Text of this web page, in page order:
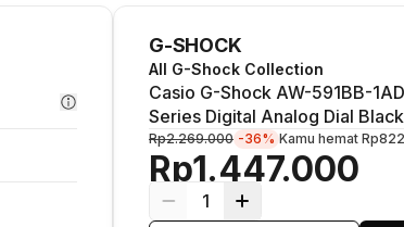
G-SHOCK
All G-Shock Collection
Casio G-Shock AW-591BB-
Series Digital Analog Dial
Rp1.447.000
Rp2.269.000 -36% Kamu hemat
1